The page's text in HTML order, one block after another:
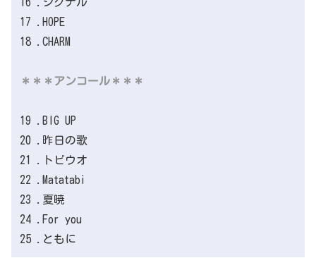
17 .HOPE
18 .CHARM
＊＊＊アンコール＊＊＊
19 .BIG UP
20 .昨日の歌
21 .トビウオ
22 .Matatabi
23 .夏暁
24 .For you
25 .ともに